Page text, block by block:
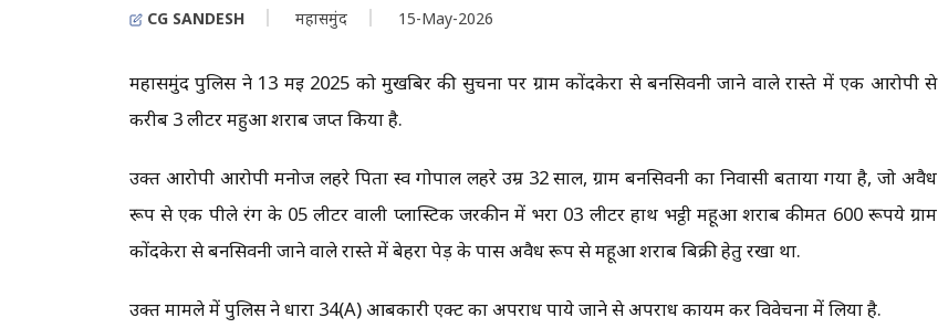
CG SANDESH महासमुंद 15-May-2026
महासमुंद पुलिस ने 13 मई 2025 को मुखबिर की सुचना पर ग्राम कोंदकेरा से बनसिवनी जाने वाले रास्ते में एक आरोपी से
करीब 3 लीटर महुआ शराब जप्त किया है.
उक्त आरोपी आरोपी मनोज लहरे पिता स्व गोपाल लहरे उम्र 32 साल, ग्राम बनसिवनी का निवासी बताया गया है, जो अवैध
रूप से एक पीले रंग के 05 लीटर वाली प्लास्टिक जरकीन में भरा 03 लीटर हाथ भट्ठी महूआ शराब कीमत 600 रूपये ग्राम
कोंदकेरा से बनसिवनी जाने वाले रास्ते में बेहरा पेड़ के पास अवैध रूप से महूआ शराब बिक्री हेतु रखा था.
उक्त मामले में पुलिस ने धारा 34(A) आबकारी एक्ट का अपराध पाये जाने से अपराध कायम कर विवेचना में लिया है.